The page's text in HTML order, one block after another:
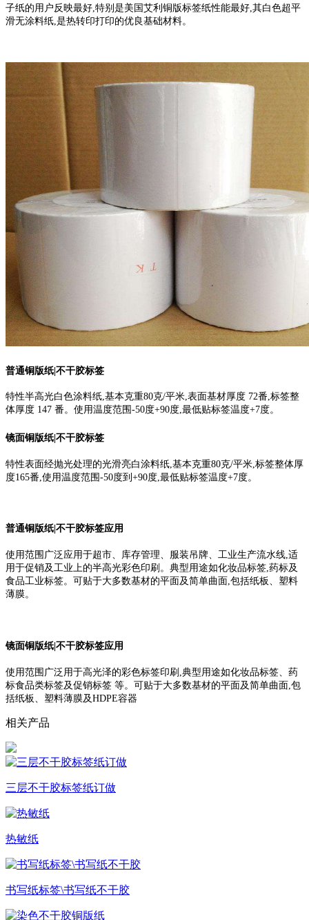
子纸的用户反映最好,特别是美国艾利铜版标签纸性能最好,其白色超平
滑无涂料纸,是热转印打印的优良基础材料。
普通铜版纸|不干胶标签
特性半高光白色涂料纸,基本克重80克/平米,表面基材厚度 72番,标签整
体厚度 147 番。使用温度范围-50度+90度,最低贴标签温度+7度。
镜面铜版纸|不干胶标签
特性表面经抛光处理的光滑亮白涂料纸,基本克重80克/平米,标签整体厚
度165番,使用温度范围-50度到+90度,最低贴标签温度+7度。
普通铜版纸|不干胶标签应用
使用范围广泛应用于超市、库存管理、服装吊牌、工业生产流水线,适
用于促销及工业上的半高光彩色印刷。典型用途如化妆品标签,药标及
食品工业标签。可贴于大多数基材的平面及简单曲面,包括纸板、塑料
薄膜。
镜面铜版纸|不干胶标签应用
使用范围广泛用于高光泽的彩色标签印刷,典型用途如化妆品标签、药
标食品类标签及促销标签 等。可贴于大多数基材的平面及简单曲面,包
括纸板、塑料薄膜及HDPE容器
相关产品
三层不干胶标签纸订做
热敏纸
书写纸标签\书写纸不干胶